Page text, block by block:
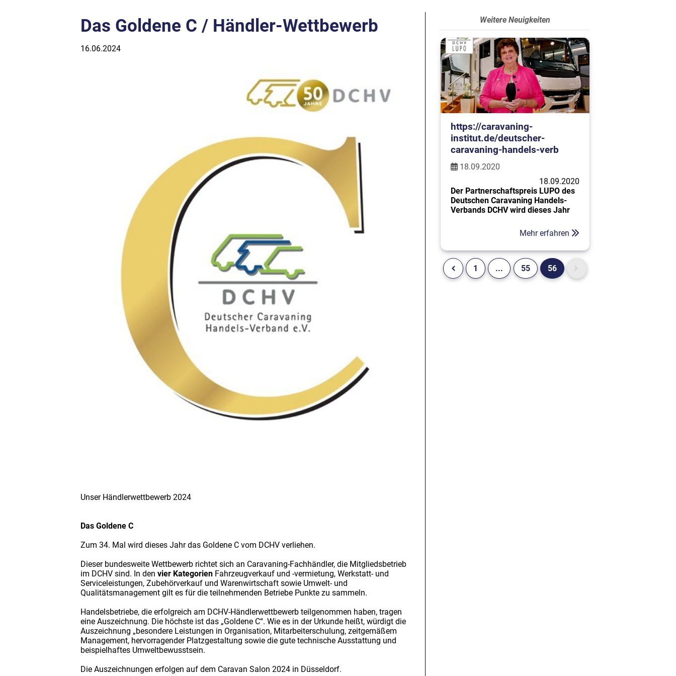
Das Goldene C / Händler-Wettbewerb
16.06.2024
Unser Händlerwettbewerb 2024
Das Goldene C
Zum 34. Mal wird dieses Jahr das Goldene C vom DCHV verliehen.
Dieser bundesweite Wettbewerb richtet sich an Caravaning-Fachhändler, die Mitgliedsbetrieb
im DCHV sind. In den vier Kategorien Fahrzeugverkauf und -vermietung, Werkstatt- und
Serviceleistungen, Zubehörverkauf und Warenwirtschaft sowie Umwelt- und
Qualitätsmanagement gilt es für die teilnehmenden Betriebe Punkte zu sammeln.
Handelsbetriebe, die erfolgreich am DCHV-Händlerwettbewerb teilgenommen haben, tragen
eine Auszeichnung. Die höchste ist das „Goldene C“. Wie es in der Urkunde heißt, würdigt die
Auszeichnung „besondere Leistungen in Organisation, Mitarbeiterschulung, zeitgemäßem
Management, hervorragender Platzgestaltung sowie die gute technische Ausstattung und
beispielhaftes Umweltbewusstsein.
Die Auszeichnungen erfolgen auf dem Caravan Salon 2024 in Düsseldorf.
Weitere Neuigkeiten
https://caravaning-
institut.de/deutscher-
caravaning-handels-verb
18.09.2020
18.09.2020
Der Partnerschaftspreis LUPO des
Deutschen Caravaning Handels-
Verbands DCHV wird dieses Jahr
Engagement und Zuverlässigkeit.
Der DCHV Branchen-Oscar ging
2020 an Barbara Schell vom
Hersteller Phoenix und vier
Finanzinstitute der Branche.
Mehr erfahren
1 ... 55 56